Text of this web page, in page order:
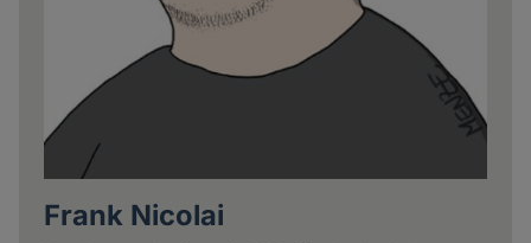
Frank Nicolai